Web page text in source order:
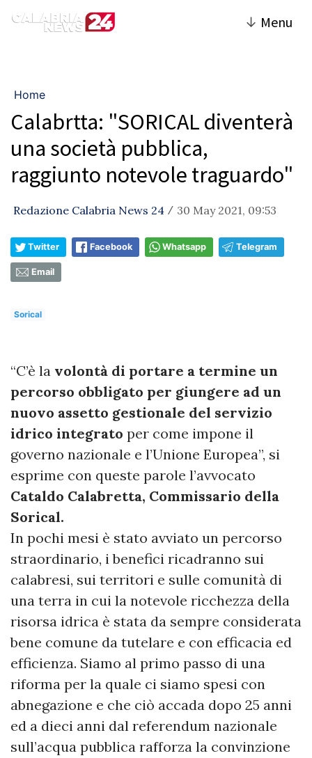
↓ Menu
Home
Calabrtta: "SORICAL diventerà
una società pubblica,
raggiunto notevole traguardo"
Redazione Calabria News 24 / 30 May 2021, 09:53
Twitter Facebook Whatsapp Telegram
Email
Sorical
“C’è la volontà di portare a termine un
percorso obbligato per giungere ad un
nuovo assetto gestionale del servizio
idrico integrato per come impone il
governo nazionale e l’Unione Europea”, si
esprime con queste parole l’avvocato
Cataldo Calabretta, Commissario della
Sorical.
In pochi mesi è stato avviato un percorso
straordinario, i benefici ricadranno sui
calabresi, sui territori e sulle comunità di
una terra in cui la notevole ricchezza della
risorsa idrica è stata da sempre considerata
bene comune da tutelare e con efficacia ed
efficienza. Siamo al primo passo di una
riforma per la quale ci siamo spesi con
abnegazione e che ciò accada dopo 25 anni
ed a dieci anni dal referendum nazionale
sull’acqua pubblica rafforza la convinzione